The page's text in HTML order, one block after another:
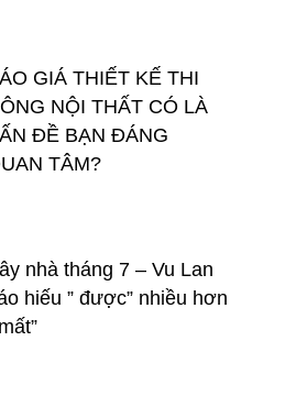
GIÁ THIẾT KẾ THI
NỘI THẤT CÓ LÀ
ĐỀ BẠN ĐÁNG
TÂM?
nhà tháng 7 – Vu Lan
hiếu ” được” nhiều hơn